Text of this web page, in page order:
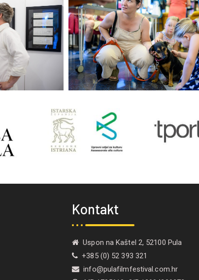
Kontakt
Uspon na Kaštel 2, 52100 Pula
+385 (0) 52 393 321
info@pulafilmfestival.com.hr